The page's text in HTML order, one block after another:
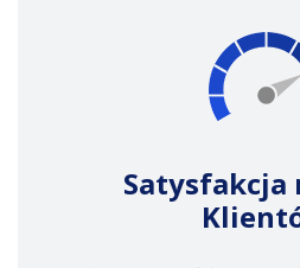
Satysfakcja